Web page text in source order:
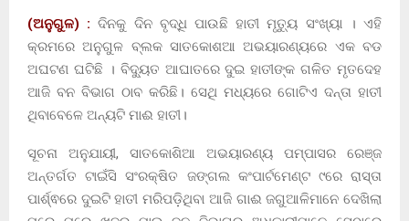
(ଅନୁଗୁଳ) : ଦିନକୁ ଦିନ ବୃଦ୍ଧି ପାଉଛି ହାତୀ ମୃତ୍ୟୁ ସଂଖ୍ୟା । ଏହି
କ୍ରମରେ ଅନୁଗୁଳ ବ୍ଲକ ସାତକୋଶଆ ଅଭୟାରଣ୍ୟରେ ଏକ ବଡ
ଅଘଟଣ ଘଟିଛି । ବିଦ୍ୟୁତ ଆଘାତରେ ଦୁଇ ହାତୀଙ୍କ ଗଳିତ ମୃତଦେହ
ଆଜି ବନ ବିଭାଗ ଠାବ କରିଛି। ସେଥି ମଧ୍ୟରେ ଗୋଟିଏ ଦନ୍ତା ହାତୀ
ଥିବାବେଳେ ଅନ୍ୟଟି ମାଈ ହାତୀ।
ସୂଚନା ଅନୁଯାୟୀ, ସାତକୋଶିଆ ଅଭୟାରଣ୍ୟ ପମ୍ପାସର ରେଞ୍ଜ
ଅନ୍ତର୍ଗତ ଟାଇଁସି ସଂରକ୍ଷିତ ଜଙ୍ଗଲ କଂପାର୍ଟମେଣ୍ଟ ୯ରେ ରାସ୍ତା
ପାର୍ଶ୍ଵରେ ଦୁଇଟି ହାତୀ ମରିପଡ଼ିଥିବା ଆଜି ଗାଈ ଜଗୁଆଳିମାନେ ଦେଖିଲା